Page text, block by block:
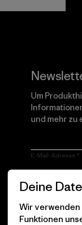
Um
und mehr zu
E-Mail-Adresse
Durch Klicken auf
einverstanden,
Stories,
mehr gemäß der
Deine
Wir
Funktionen